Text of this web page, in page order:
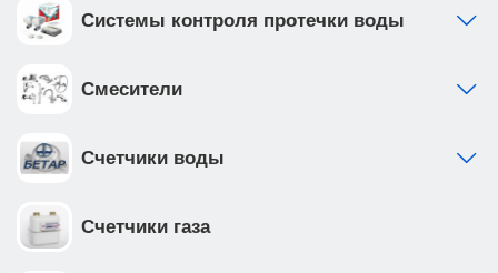
Системы контроля протечки воды
Смесители
Счетчики воды
Счетчики газа